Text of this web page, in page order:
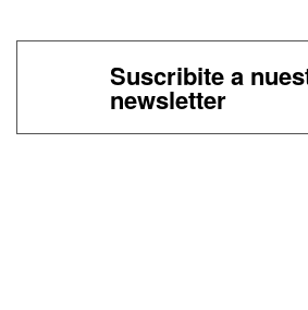
Suscribite a
newsletter